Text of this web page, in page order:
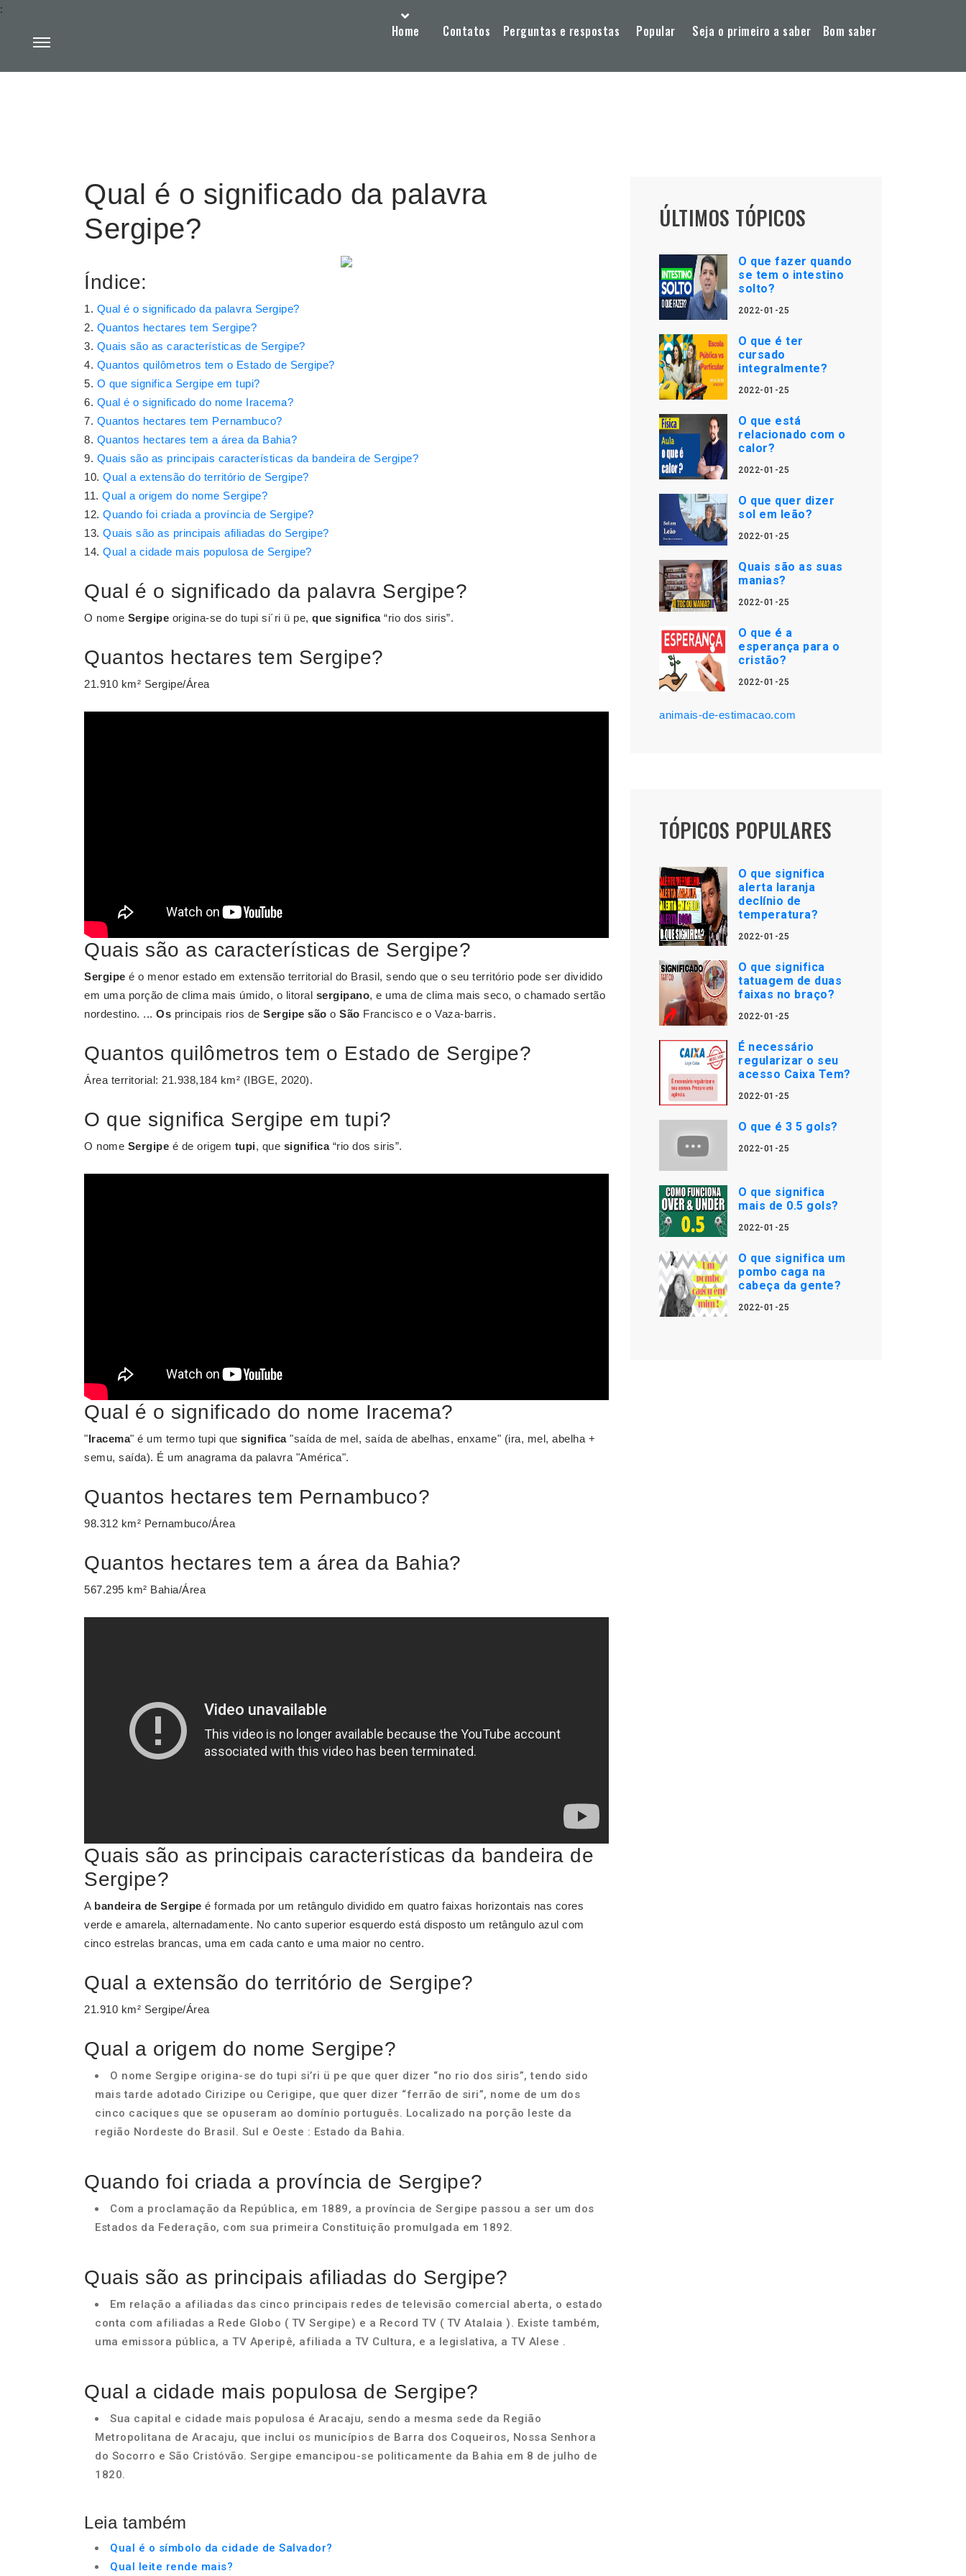
Home Contatos Perguntas e respostas Popular Seja o primeiro a saber Bom saber
:
Qual é o significado da palavra
Sergipe?
Índice:
Qual é o significado da palavra Sergipe?
Quantos hectares tem Sergipe?
Quais são as características de Sergipe?
Quantos quilômetros tem o Estado de Sergipe?
O que significa Sergipe em tupi?
Qual é o significado do nome Iracema?
Quantos hectares tem Pernambuco?
Quantos hectares tem a área da Bahia?
Quais são as principais características da bandeira de Sergipe?
Qual a extensão do território de Sergipe?
Qual a origem do nome Sergipe?
Quando foi criada a província de Sergipe?
Quais são as principais afiliadas do Sergipe?
Qual a cidade mais populosa de Sergipe?
Qual é o significado da palavra Sergipe?
O nome Sergipe origina-se do tupi si´ri ü pe, que significa“rio dos siris”.
Quantos hectares tem Sergipe?
21.910 km² Sergipe/Área
Quais são as características de Sergipe?
Sergipe é o menor estado em extensão territorial do Brasil, sendo que o seu território pode ser dividido
em uma porção de clima mais úmido, o litoral sergipano, e uma de clima mais seco, o chamado sertão
nordestino. ... Os principais rios de Sergipe são o São Francisco e o Vaza-barris.
Quantos quilômetros tem o Estado de Sergipe?
Área territorial: 21.938,184 km² (IBGE, 2020).
O que significa Sergipe em tupi?
O nome Sergipe é de origem tupi, que significa“rio dos siris”.
Qual é o significado do nome Iracema?
"Iracema" é um termo tupi que significa"saída de mel, saída de abelhas, enxame" (ira, mel, abelha +
semu, saída). É um anagrama da palavra "América".
Quantos hectares tem Pernambuco?
98.312 km² Pernambuco/Área
Quantos hectares tem a área da Bahia?
567.295 km² Bahia/Área
Quais são as principais características da bandeira de
Sergipe?
A bandeira de Sergipe é formada por um retângulo dividido em quatro faixas horizontais nas cores
verde e amarela, alternadamente. No canto superior esquerdo está disposto um retângulo azul com
cinco estrelas brancas, uma em cada canto e uma maior no centro.
Qual a extensão do território de Sergipe?
21.910 km² Sergipe/Área
Qual a origem do nome Sergipe?
O nome Sergipe origina-se do tupi si’ri ü pe que quer dizer “no rio dos siris”, tendo sido
mais tarde adotado Cirizipe ou Cerigipe, que quer dizer “ferrão de siri”, nome de um dos
cinco caciques que se opuseram ao domínio português. Localizado na porção leste da
região Nordeste do Brasil. Sul e Oeste : Estado da Bahia.
Quando foi criada a província de Sergipe?
Com a proclamação da República, em 1889, a província de Sergipe passou a ser um dos
Estados da Federação, com sua primeira Constituição promulgada em 1892.
Quais são as principais afiliadas do Sergipe?
Em relação a afiliadas das cinco principais redes de televisão comercial aberta, o estado
conta com afiliadas a Rede Globo ( TV Sergipe) e a Record TV ( TV Atalaia ). Existe também,
uma emissora pública, a TV Aperipê, afiliada a TV Cultura, e a legislativa, a TV Alese .
Qual a cidade mais populosa de Sergipe?
Sua capital e cidade mais populosa é Aracaju, sendo a mesma sede da Região
Metropolitana de Aracaju, que inclui os municípios de Barra dos Coqueiros, Nossa Senhora
do Socorro e São Cristóvão. Sergipe emancipou-se politicamente da Bahia em 8 de julho de
1820.
Leia também
Qual é o símbolo da cidade de Salvador?
Qual leite rende mais?
ÚLTIMOS TÓPICOS
O que fazer quando
se tem o intestino
solto?
2022-01-25
O que é ter
cursado
integralmente?
2022-01-25
O que está
relacionado com o
calor?
2022-01-25
O que quer dizer
sol em leão?
2022-01-25
Quais são as suas
manias?
2022-01-25
O que é a
esperança para o
cristão?
2022-01-25
animais-de-estimacao.com
TÓPICOS POPULARES
O que significa
alerta laranja
declínio de
temperatura?
2022-01-25
O que significa
tatuagem de duas
faixas no braço?
2022-01-25
É necessário
regularizar o seu
acesso Caixa Tem?
2022-01-25
O que é 3 5 gols?
2022-01-25
O que significa
mais de 0.5 gols?
2022-01-25
O que significa um
pombo caga na
cabeça da gente?
2022-01-25